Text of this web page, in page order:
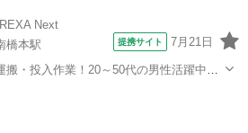
Next
橋本駅
提携サイト 7月21日
搬・投入作業！20～50代の男性活躍中★